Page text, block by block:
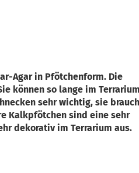
Agar in Pfötchenform. Die
können so lange im Terrarium
sehr wichtig, sie
Kalkpfötchen sind eine sehr
dekorativ im Terrarium aus.